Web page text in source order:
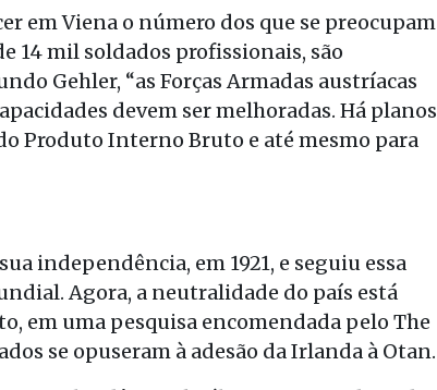
em Viena o número dos que se preocupam
14 mil soldados profissionais, são
Gehler, “as Forças Armadas austríacas
devem ser melhoradas. Há planos
Produto Interno Bruto e até mesmo para
independência, em 1921, e seguiu essa
Agora, a neutralidade do país está
em uma pesquisa encomendada pelo The
se opuseram à adesão da Irlanda à Otan.